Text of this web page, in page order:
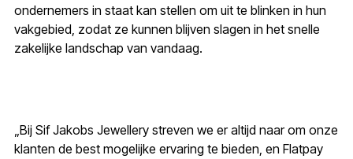
ondernemers in staat kan stellen om uit te blinken in hun
vakgebied, zodat ze kunnen blijven slagen in het snelle
zakelijke landschap van vandaag.
„Bij Sif Jakobs Jewellery streven we er altijd naar om onze
klanten de best mogelijke ervaring te bieden, en Flatpay